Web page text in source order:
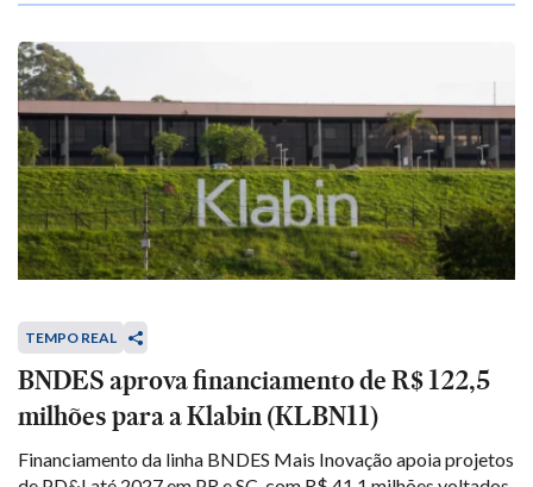
TEMPO REAL
BNDES aprova financiamento de R$ 122,5
milhões para a Klabin (KLBN11)
Financiamento da linha BNDES Mais Inovação apoia projetos